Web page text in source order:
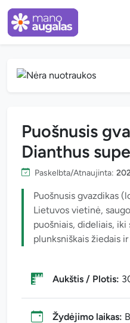
Puošnusis
Dianthus
Paskelbta/Atnaujinta:
Puošnusis gvazdikas
Lietuvos vietinė,
puošniais, dideliais,
plunksniškais žiedais
Aukštis / Plotis:
Žydėjimo laikas: